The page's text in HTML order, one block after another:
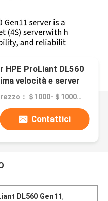
HPE ProLiant DL560
velocità e server
Prezzo：＄1000-＄1000000
Contattici
DL560 Gen11,